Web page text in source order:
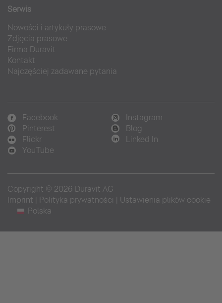
Serwis
Nowości i artykuły prasowe
Zdjęcia prasowe
Firma Duravit
Kontakt
Najczęściej zadawane pytania
Facebook
Instagram
Pinterest
Blog
Flickr
Linked In
YouTube
Copyright © 2026 Duravit AG
Imprint
Polityka prywatności
Ustawienia plików cookie
Polska